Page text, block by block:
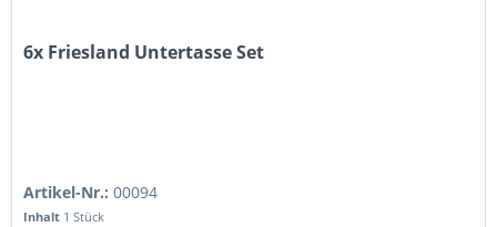
6x Friesland Untertasse Set
Artikel-Nr.:00094
Inhalt 1 Stück